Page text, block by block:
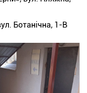
Ботанічна, 1-В